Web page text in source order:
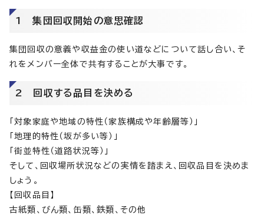
1 集団回収開始の意思確認
集団回収の意義や収益金の使い道などについて話し合い、そ
れをメンバー全体で共有することが大事です。
2 回収する品目を決める
「対象家庭や地域の特性（家族構成や年齢層等）」
「地理的特性（坂が多い等）」
「街並特性（道路状況等）」
そして、回収場所状況などの実情を踏まえ、回収品目を決めま
しょう。
【回収品目】
古紙類、びん類、缶類、鉄類、その他